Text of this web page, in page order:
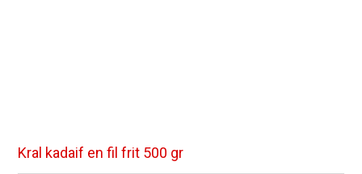
Kral kadaif en fil frit 500 gr